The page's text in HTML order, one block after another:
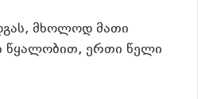
მხოლოდ მათი
წყალობით, ერთი წელი